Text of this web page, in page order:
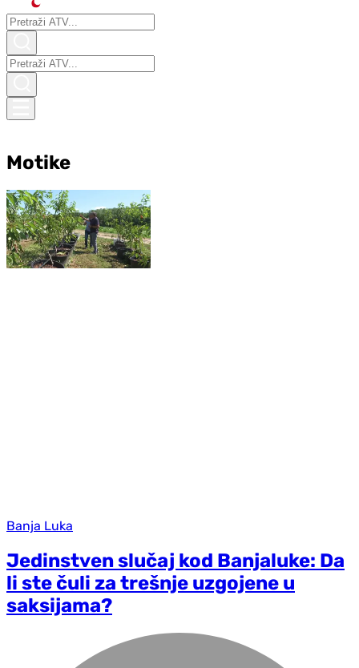
Motike
Banja Luka
Jedinstven slučaj kod Banjaluke: Da
li ste čuli za trešnje uzgojene u
saksijama?